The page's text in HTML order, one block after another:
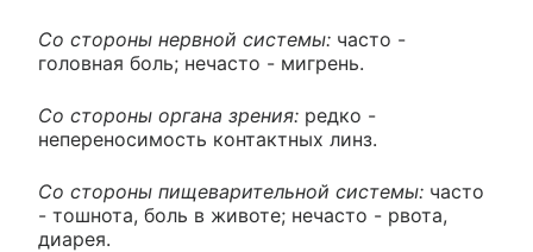
Со стороны нервной системы: часто -
головная боль; нечасто - мигрень.
Со стороны органа зрения: редко -
непереносимость контактных линз.
Со стороны пищеварительной системы: часто
- тошнота, боль в животе; нечасто - рвота,
диарея.